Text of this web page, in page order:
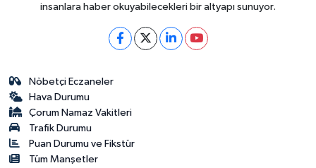
insanlara haber okuyabilecekleri bir altyapı sunuyor.
Nöbetçi Eczaneler
Hava Durumu
Çorum Namaz Vakitleri
Trafik Durumu
Puan Durumu ve Fikstür
Tüm Manşetler